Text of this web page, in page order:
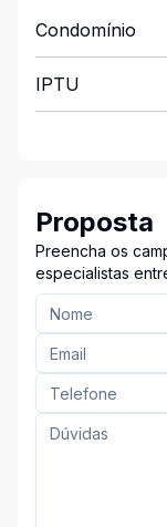
Condomínio
IPTU
Proposta
Preencha os
especialistas